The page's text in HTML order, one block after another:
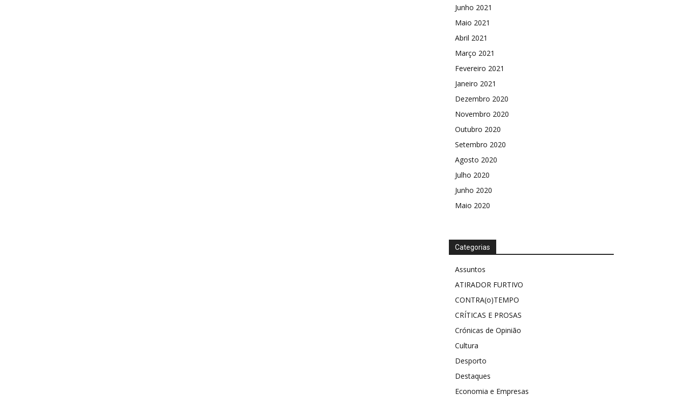
Junho 2021
Maio 2021
Abril 2021
Março 2021
Fevereiro 2021
Janeiro 2021
Dezembro 2020
Novembro 2020
Outubro 2020
Setembro 2020
Agosto 2020
Julho 2020
Junho 2020
Maio 2020
Categorias
Assuntos
ATIRADOR FURTIVO
CONTRA(o)TEMPO
CRÍTICAS E PROSAS
Crónicas de Opinião
Cultura
Desporto
Destaques
Economia e Empresas